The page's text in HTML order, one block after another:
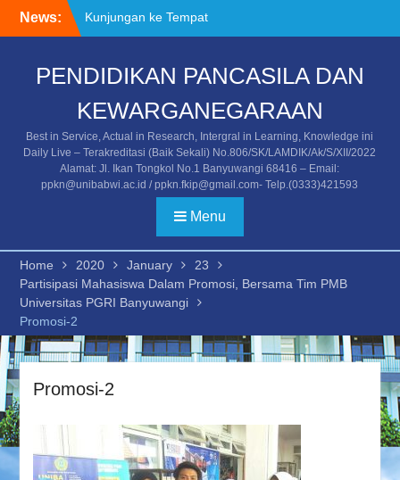
News:
Kunjungan ke Tempat
Asistensi Mengajar/PPL
PGRI Banyuwangi
Stakeholder
Undangan Temu Alumni
dan Stakeholder
PENDIDIKAN PANCASILA DAN
KEWARGANEGARAAN
Best in Service, Actual in Research, Intergral in Learning, Knowledge ini
Daily Live – Terakreditasi (Baik Sekali) No.806/SK/LAMDIK/Ak/S/XII/2022
Alamat: Jl. Ikan Tongkol No.1 Banyuwangi 68416 – Email:
ppkn@unibabwi.ac.id / ppkn.fkip@gmail.com- Telp.(0333)421593
Menu
Home 2020 January
23
Partisipasi Mahasiswa Dalam Promosi, Bersama Tim PMB
Universitas PGRI Banyuwangi
Promosi-2
Promosi-2